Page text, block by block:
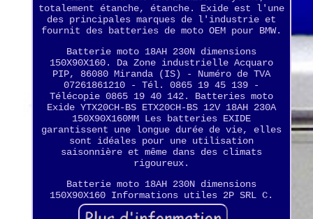
totalement étanche, étanche. Exide est l'une
des principales marques de l'industrie et
fournit des batteries de moto OEM pour BMW.
Batterie moto 18AH 230N dimensions
150X90X160. Da Zone industrielle Acquaro
PIP, 86080 Miranda (IS) - Numéro de TVA
07261861210 - Tél. 0865 19 45 139 -
Télécopie 0865 19 40 142. Batteries moto
Exide YTX20CH-BS ETX20CH-BS 12V 18AH 230A
150X90X160MM Les batteries EXIDE
garantissent une longue durée de vie, elles
sont idéales pour une utilisation
saisonnière et même dans des climats
rigoureux.
Batterie moto 18AH 230N dimensions
150X90X160 Informations utiles 2P SRL C.